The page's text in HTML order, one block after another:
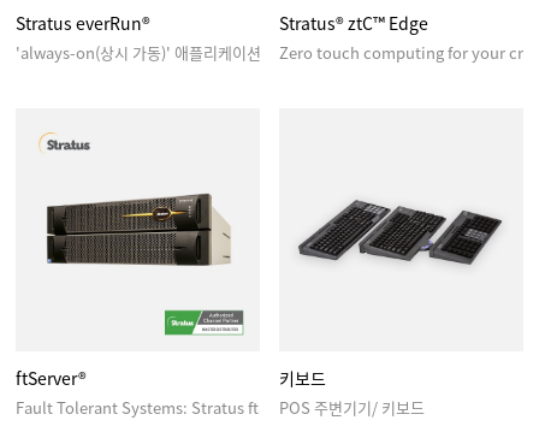
Stratus everRun®
'always-on(상시 가동)' 애플리케이션을 지원하는 경제적이고 관리하기 쉬운 소
Stratus® ztC™ Edge
Zero touch computing for your
ftServer®
Fault Tolerant Systems: Stratus ftServer For 99.999% Uptime
키보드
POS 주변기기/ 키보드